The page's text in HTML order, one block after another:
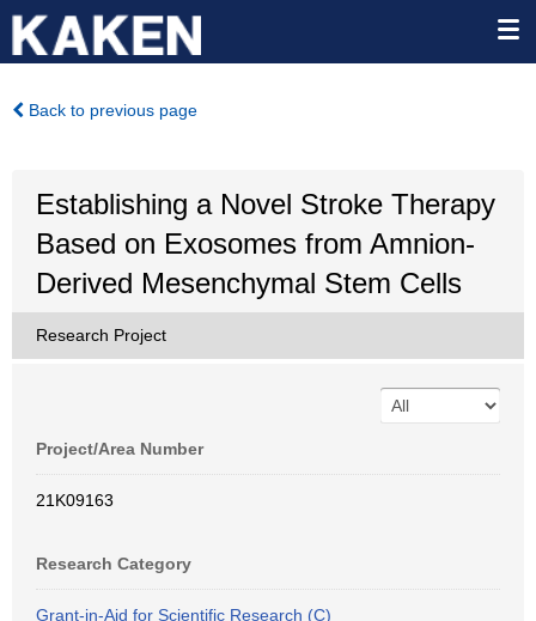
Back to previous page
Establishing a Novel Stroke Therapy
Based on Exosomes from Amnion-
Derived Mesenchymal Stem Cells
Research Project
Project/Area Number
21K09163
Research Category
Grant-in-Aid for Scientific Research (C)